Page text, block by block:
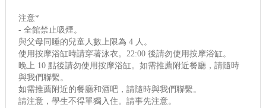
注意*
- 全館禁止吸煙。
與父母同睡的兒童人數上限為 4 人。
使用按摩浴缸時請穿著泳衣。22:00 後請勿使用按摩浴缸。
晚上 10 點後請勿使用按摩浴缸。如需推薦附近餐廳，請隨時
與我們聯繫。
如需推薦附近的餐廳和酒吧，請隨時與我們聯繫。
請注意，學生不得單獨入住。請事先注意。